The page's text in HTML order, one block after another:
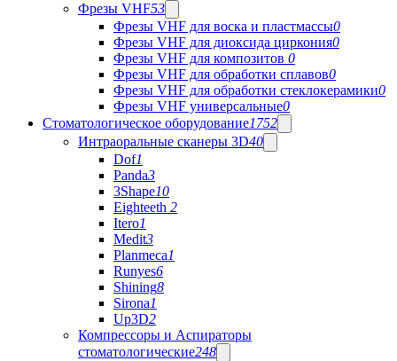
Фрезы VHF53
Фрезы VHF для воска и пластмассы0
Фрезы VHF для диоксида циркония0
Фрезы VHF для композитов 0
Фрезы VHF для обработки сплавов0
Фрезы VHF для обработки стеклокерамики0
Фрезы VHF универсальные0
Стоматологическое оборудование1752
Интраоральные сканеры 3D40
Dof1
Panda3
3Shape10
Eighteeth 2
Itero1
Medit3
Planmeca1
Runyes6
Shining8
Sirona1
Up3D2
Компрессоры и Аспираторы
стоматологические248